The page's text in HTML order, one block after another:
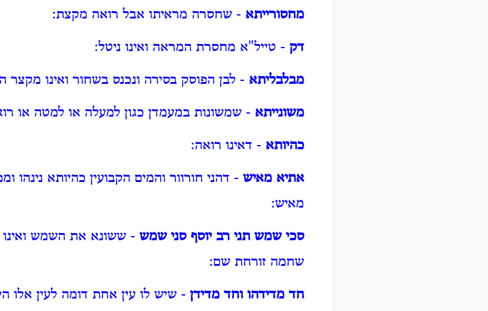
מחסורייתא - שחסרה מראיתו אבל רואה מקצת:
דק - טייל"א מחסרת המראה ואינו ניטל:
מבלבליתא - לבן הפוסק בסירה ונכנס בשחור ואינו מקצר
משונייתא - שמשונות במעמדן כגון למעלה או למטה או
כהיותא - דאינו רואה:
אתיא מאיש - דהני חורוור והמים הקבועין כהיותא נינהו
מאיש:
סכי שמש תני רב יוסף סני שמש - ששונא את השמש ואינו
שחמה זורחת שם:
חד מדידהו וחד מדידן - שיש לו עין אחת דומה לעין אלו